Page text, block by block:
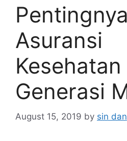
Pentingnya
Asuransi
Generasi
August 15, 2019 by sin